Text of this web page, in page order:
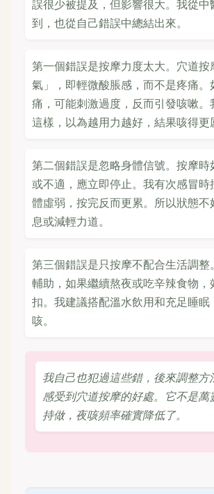
誤很少被提及，但影響很大。我從中
到，也從自己錯誤中總結出來。
第一個錯誤是按摩力度太大。穴道按
氣」，即輕微酸脹感，而不是疼痛。
痛，可能刺激過度，反而引發咳嗽。
這樣，以為越用力越好，結果咳得更
第二個錯誤是忽略身體信號。按摩時
或不適，應立即停止。我有次感冒時
體虛弱，按完反而更累。所以狀態不
息或減輕力道。
第三個錯誤是只按摩不配合生活調整
輔助，如果繼續熬夜或吃辛辣食物，
扣。我建議搭配溫水飲用和充足睡眠
咳。
我自己也犯過這些錯，後來調整方
感受到穴道按摩的好處。它不是萬
持做，夜咳頻率確實降低了。